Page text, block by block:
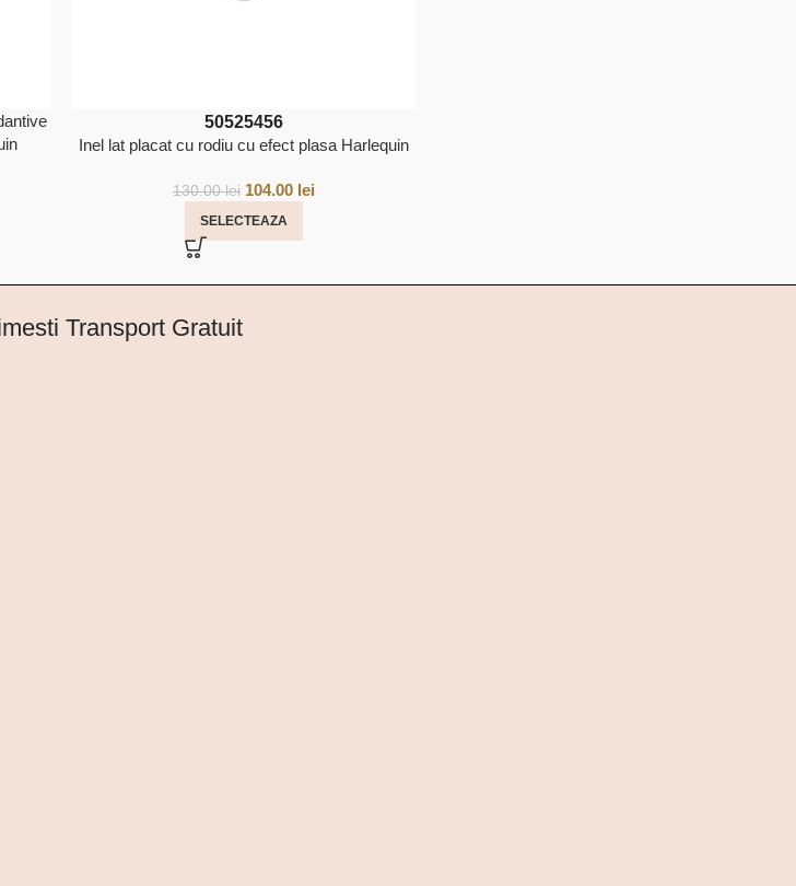
50525456
Inel lat placat cu rodiu cu efect plasa Harlequin
130.00lei 104.00 lei
SELECTEAZA
Transport Gratuit